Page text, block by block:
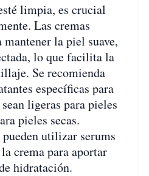
limpia, es crucial
Las cremas
la piel suave,
lo que facilita la
Se recomienda
específicas para
ligeras para pieles
pieles secas.
utilizar serums
crema para aportar
hidratación.